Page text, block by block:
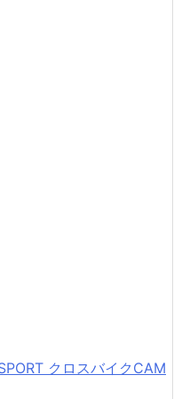
クロスバイクCAM